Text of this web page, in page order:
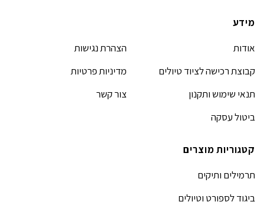
מידע
אודות
קבוצת רכישה לציוד טיולים
תנאי שימוש ותקנון
ביטול עסקה
הצהרת נגישות
מדיניות פרטיות
צור קשר
קטגוריות מוצרים
תרמילים ותיקים
ביגוד לספורט וטיולים